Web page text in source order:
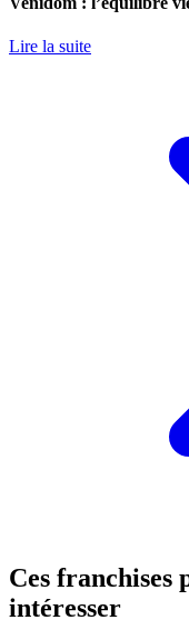
Lire la suite
Ces franchises
intéresser